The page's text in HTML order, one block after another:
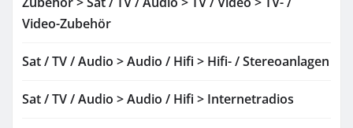
Video-Zubehör
Sat / TV / Audio > Audio / Hifi > Hifi- / Stereoanlagen
Sat / TV / Audio > Audio / Hifi > Internetradios